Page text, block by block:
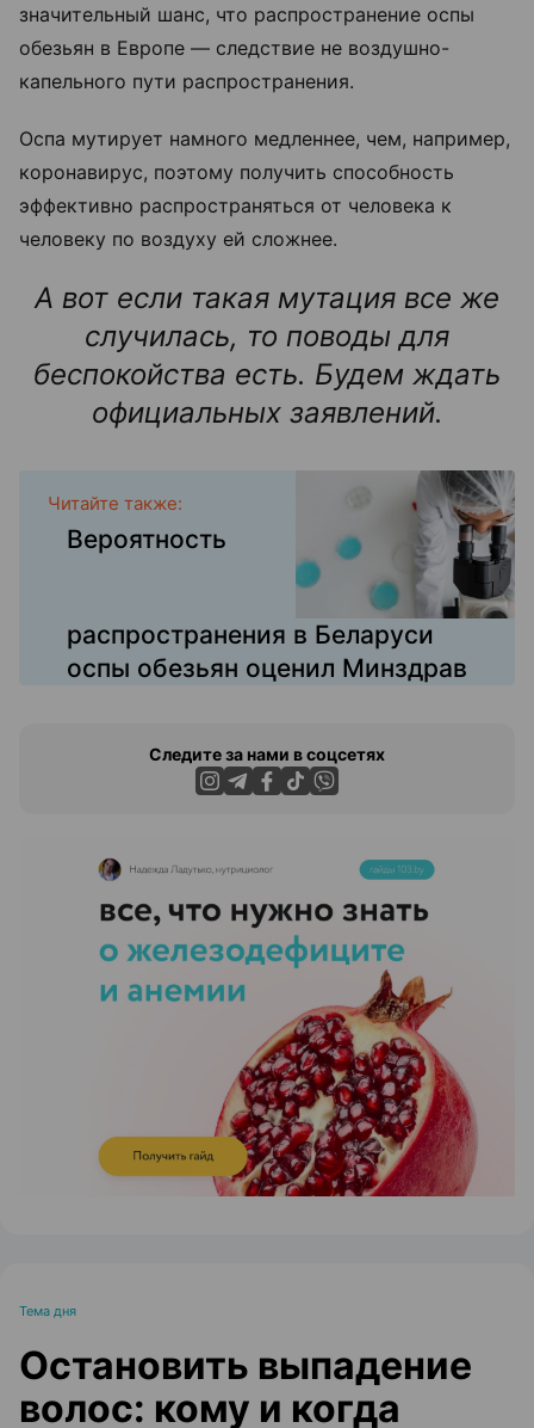
значительный шанс, что распространение оспы
обезьян в Европе — следствие не воздушно-
капельного пути распространения.
Оспа мутирует намного медленнее, чем, например,
коронавирус, поэтому получить способность
эффективно распространяться от человека к
человеку по воздуху ей сложнее.
А вот если такая мутация все же
случилась, то поводы для
беспокойства есть. Будем ждать
официальных заявлений.
Читайте также:
Вероятность
распространения в Беларуси
оспы обезьян оценил Минздрав
Следите за нами в соцсетях
ЭФФЕКТИВНАЯ РЕКЛАМА НА САЙТЕ
Тема дня
Остановить выпадение
волос: кому и когда